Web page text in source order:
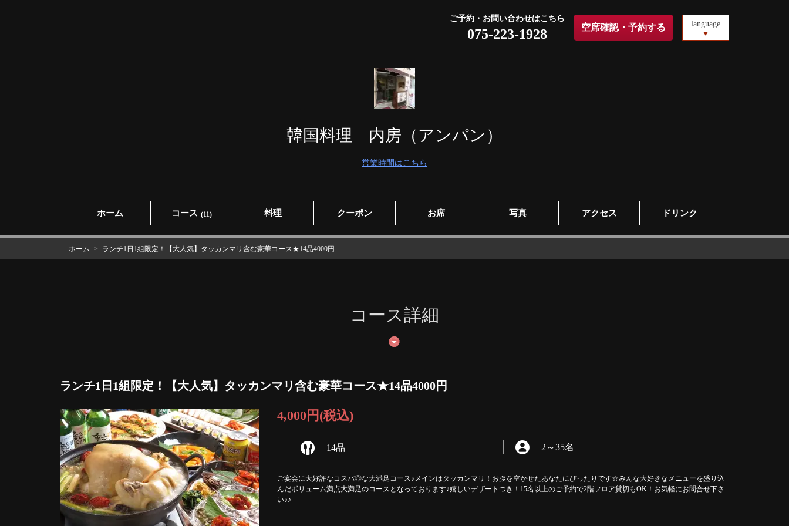
ご予約・お問い合わせはこちら
075-223-1928 空席確認・予約する language
韓国料理 内房（アンパン）
営業時間はこちら
ホーム コース (11) 料理 クーポン お席 写真 アクセス ドリンク
ホーム ランチ1日1組限定！【大人気】タッカンマリ含む豪華コース★14品4000円
コース詳細
ランチ1日1組限定！【大人気】タッカンマリ含む豪華コース★14品4000円
4,000円 (税込)
14品 2 ～35名
ご宴会に大好評なコスパ◎な大満足コース♪メインはタッカンマリ！お腹を空かせたあなたにぴったりです☆みんな大好きなメニューを盛り込
んだボリューム満点大満足のコースとなっております♪嬉しいデザートつき！15名以上のご予約で2階フロア貸切もOK！お気軽にお問合せ下さ
い♪♪